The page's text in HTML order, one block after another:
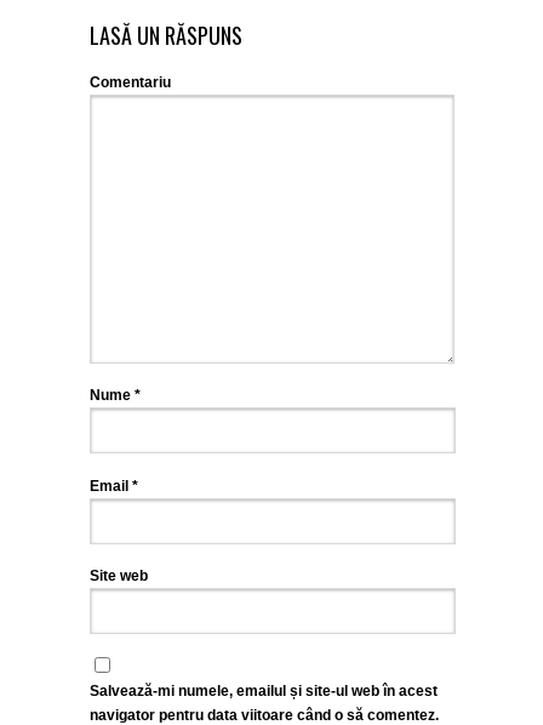
LASĂ UN RĂSPUNS
Comentariu
Nume *
Email *
Site web
Salvează-mi numele, emailul și site-ul web în acest
navigator pentru data viitoare când o să comentez.